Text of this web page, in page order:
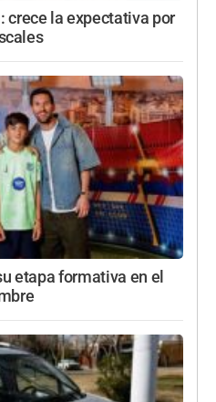
crece la expectativa por
etapa formativa en el